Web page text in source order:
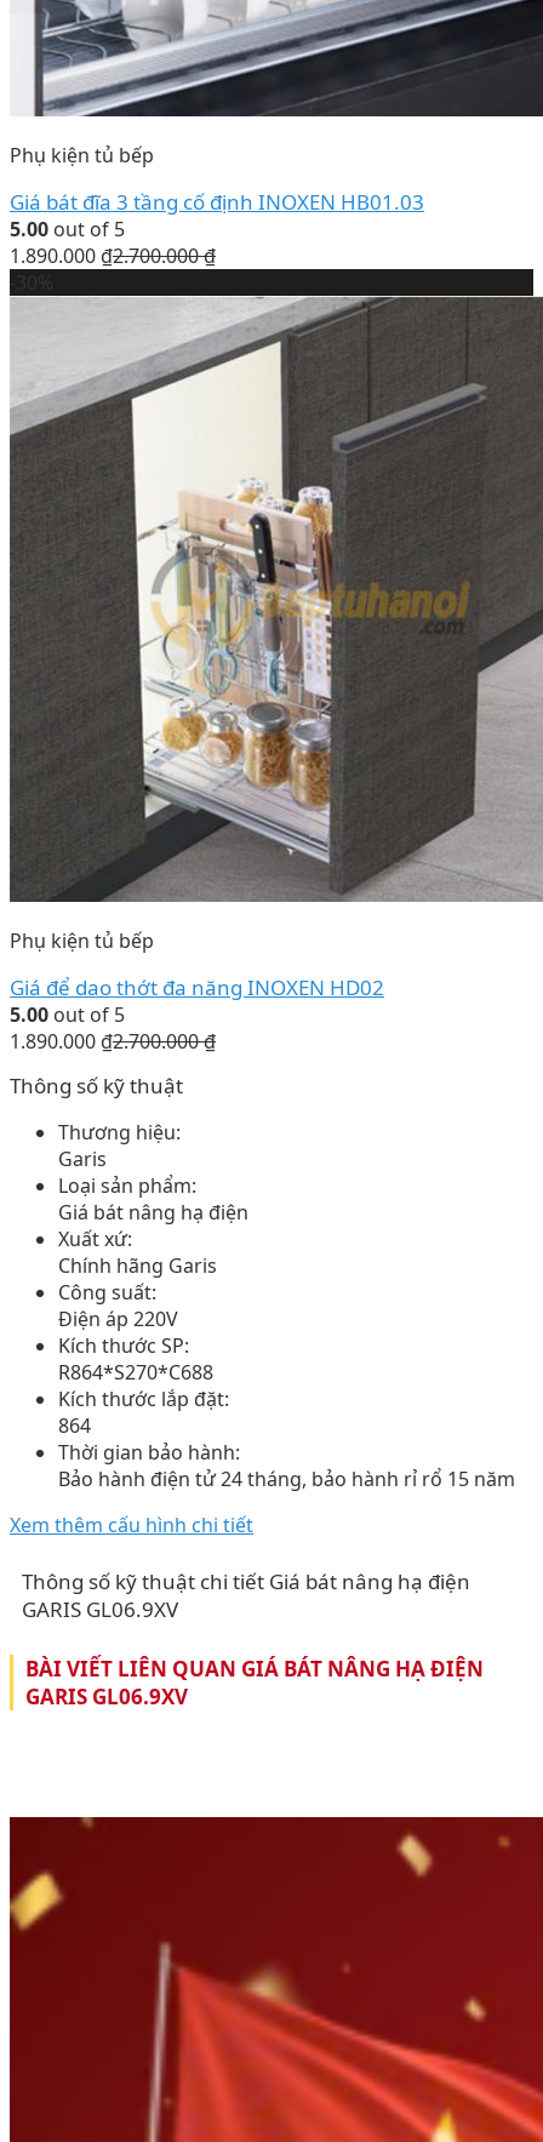
Phụ kiện tủ bếp
Giá bát đĩa 3 tầng cố định INOXEN HB01.03
5.00 out of 5
1.890.000 ₫2.700.000₫
Phụ kiện tủ bếp
Giá để dao thớt đa năng INOXEN HD02
5.00 out of 5
1.890.000 ₫2.700.000₫
Thông số kỹ thuật
Thương hiệu:
Garis
Loại sản phẩm:
Giá bát nâng hạ điện
Xuất xứ:
Chính hãng Garis
Công suất:
Điện áp 220V
Kích thước SP:
R864*S270*C688
Kích thước lắp đặt:
864
Thời gian bảo hành:
Bảo hành điện tử 24 tháng, bảo hành rỉ rổ 15 năm
Xem thêm cấu hình chi tiết
Thông số kỹ thuật chi tiết Giá bát nâng hạ điện
GARIS GL06.9XV
BÀI VIẾT LIÊN QUAN GIÁ BÁT NÂNG HẠ ĐIỆN
GARIS GL06.9XV